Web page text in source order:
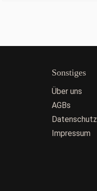
Sonstiges
Über uns
AGBs
Datenschutz
Impressum